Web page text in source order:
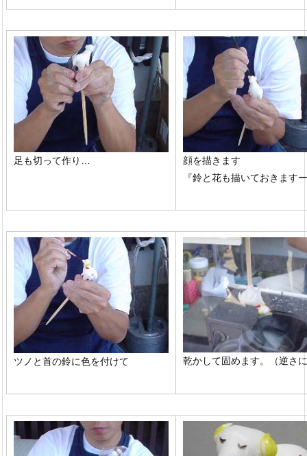
足も切って作り…
顔を描きます
『鈴と花も描いておきます
ツノと首の鈴に色を付けて 乾かして固めます。（逆さ